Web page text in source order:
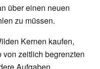
über einen neuen
zu müssen.
Kernen kaufen,
zeitlich begrenzten
Aufgaben.